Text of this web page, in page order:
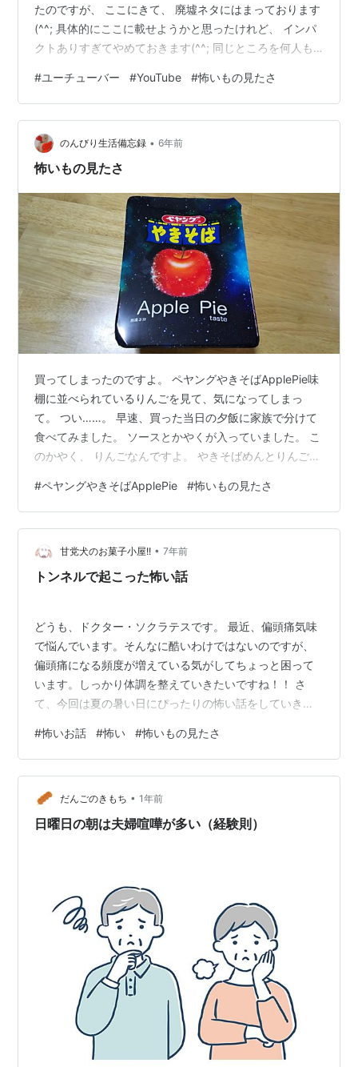
たのですが、 ここにきて、 廃墟ネタにはまっております
(^^; 具体的にここに載せようかと思ったけれど、 インパ
クトありすぎてやめておきます(^^; 同じところを何人も
ューバーさんのは、 怖くても観ちゃいますね。。。 チャ
ラい感じのユーチューバーさんのは、 ちょっと、、、 少
し前に見ていた、カーメン君の園芸YouTubeに、 なかな
か戻れない強烈さがありますね。。 そうかと思えば、 こ
んなところも。。。 www.youtub…
#ユーチューバー #YouTube #怖いもの見たさ
のんびり生活備忘録 • 6年前
怖いもの見たさ
買ってしまったのですよ。 ペヤングやきそばApplePie味
棚に並べられているりんごを見て、気になってしまっ
て。 つい……。 早速、買った当日の夕飯に家族で分けて
食べてみました。 ソースとかやくが入っていました。 こ
のかやく、 りんごなんですよ。 やきそばめんとりんごと
で、めんの上にかやくを出してお湯をかけ、3分後にお湯
を捨て、ソースをあえて完成。 できあがり。 一色で何が
なんやらよくわからない感じ(^-^; お味は……。 アップル
パイでした。 ソースが甘い！ 子供がよく食べてました
（笑） 最初はちょっと違和感でしたが、何口か食べてい
#ペヤングやきそばApplePie #怖いもの見たさ
甘党犬のお菓子小屋!! • 7年前
トンネルで起こった怖い話
どうも、ドクター・ソクラテスです。 最近、偏頭痛気味
で悩んでいます。そんなに酷いわけではないのですが、
偏頭痛になる頻度が増えている気がしてちょっと困って
います。しっかり体調を整えていきたいですね！！ さ
て、今回は夏の暑い日にぴったりの怖い話をしていきた
いかもしれませんが・・・） 某県某市のトンネルに
て・・・ 某県某市には、地元で有名なトンネルがありま
した。そのトンネルは夜遅い時間に車で入って通り抜け
ようとすると出口付近に白装束の女の幽霊が待ち構えて
いるという心霊スポットでした。 ある日男子大学生4人
#怖いお話 #怖い #怖いもの見たさ
だんごのきもち • 1年前
日曜日の朝は夫婦喧嘩が多い（経験則）